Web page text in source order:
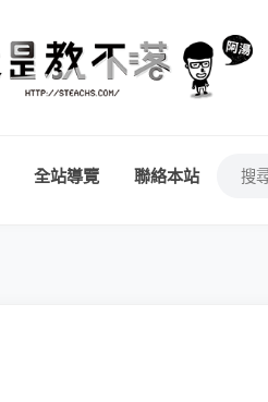
全站導覽 聯絡本站